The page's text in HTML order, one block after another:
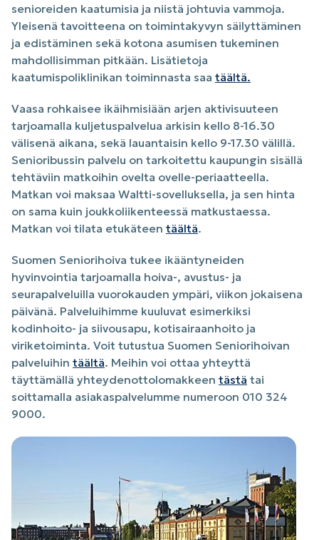
senioreiden kaatumisia ja niistä johtuvia vammoja.
Yleisenä tavoitteena on toimintakyvyn säilyttäminen
ja edistäminen sekä kotona asumisen tukeminen
mahdollisimman pitkään. Lisätietoja
kaatumispoliklinikan toiminnasta saa täältä.
Vaasa rohkaisee ikäihmisiään arjen aktivisuuteen
tarjoamalla kuljetuspalvelua arkisin kello 8-16.30
välisenä aikana, sekä lauantaisin kello 9-17.30 välillä.
Senioribussin palvelu on tarkoitettu kaupungin sisällä
tehtäviin matkoihin ovelta ovelle-periaatteella.
Matkan voi maksaa Waltti-sovelluksella, ja sen hinta
on sama kuin joukkoliikenteessä matkustaessa.
Matkan voi tilata etukäteen täältä.
Suomen Seniorihoiva tukee ikääntyneiden
hyvinvointia tarjoamalla hoiva-, avustus- ja
seurapalveluilla vuorokauden ympäri, viikon jokaisena
päivänä. Palveluihimme kuuluvat esimerkiksi
kodinhoito- ja siivousapu, kotisairaanhoito ja
viriketoiminta. Voit tutustua Suomen Seniorihoivan
palveluihin täältä. Meihin voi ottaa yhteyttä
täyttämällä yhteydenottolomakkeen tästä tai
soittamalla asiakaspalvelumme numeroon 010 324
9000.